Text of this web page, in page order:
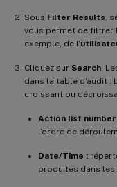
Sous Filter Results ,
vous permet de filtrer
exemple, de l’
Cliquez sur Search .
dans la table d’audit
croissant ou
Action list number
l’ordre de
Date/Time :
produites dans